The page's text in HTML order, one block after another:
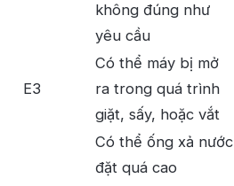
không đúng như
yêu cầu
E3
Có thể máy bị mở
ra trong quá trình
giặt, sấy, hoặc vắt
Có thể ống xả nước
đặt quá cao